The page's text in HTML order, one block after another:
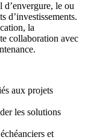
le ou
d’investissements.
la
collaboration avec
aux projets
les solutions
et